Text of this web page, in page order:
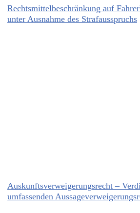
Rechtsmittelbeschränkung auf
unter Ausnahme des Strafausspruchs
Auskunftsverweigerungsrecht –
umfassenden